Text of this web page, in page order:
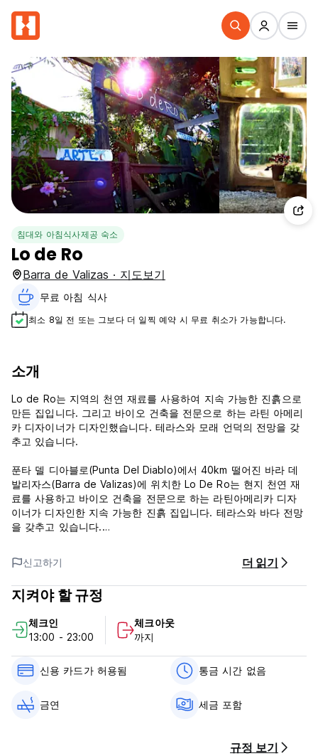
침대와 아침식사제공 숙소
Lo de Ro
Barra de Valizas · 지도보기
무료 아침 식사‎
최소 8일 전 또는 그보다 더 일찍 예약 시 무료 취소가 가능합니다.
소개
Lo de Ro는 지역의 천연 재료를 사용하여 지속 가능한 진흙으로
만든 집입니다. 그리고 바이오 건축을 전문으로 하는 라틴 아메리
카 디자이너가 디자인했습니다. 테라스와 모래 언덕의 전망을 갖
추고 있습니다.
푼타 델 디아블로(Punta Del Diablo)에서 40km 떨어진 바라 데
발리자스(Barra de Valizas)에 위치한 Lo De Ro는 현지 천연 재
료를 사용하고 바이오 건축을 전문으로 하는 라틴아메리카 디자
이너가 디자인한 지속 가능한 진흙 집입니다. 테라스와 바다 전망
을 갖추고 있습니다.
숙소는 정원, 침실, 주변의 탁 트인 전망을 감상할 수 있는 테라스,
공용 라운지의 벽난로를 갖추고 있습니다. Lo De Ro는 숙소 전역
에서 무료 Wi-Fi를 제공합니다.
시설을 이용하실 수 있습니다.
로데로 정책 및 조건:
취소 정책: 도착 7일 전. 늦게 취소하거나 노쇼(No Show)하는 경
우 숙박 첫날 밤 요금이 청구됩니다.
신고하기 더 읽기
지켜야 할 규정
체크인
13:00 - 23:00
체크아웃
까지
신용 카드가 허용됨 통금 시간 없음
금연 세금 포함
규정 보기